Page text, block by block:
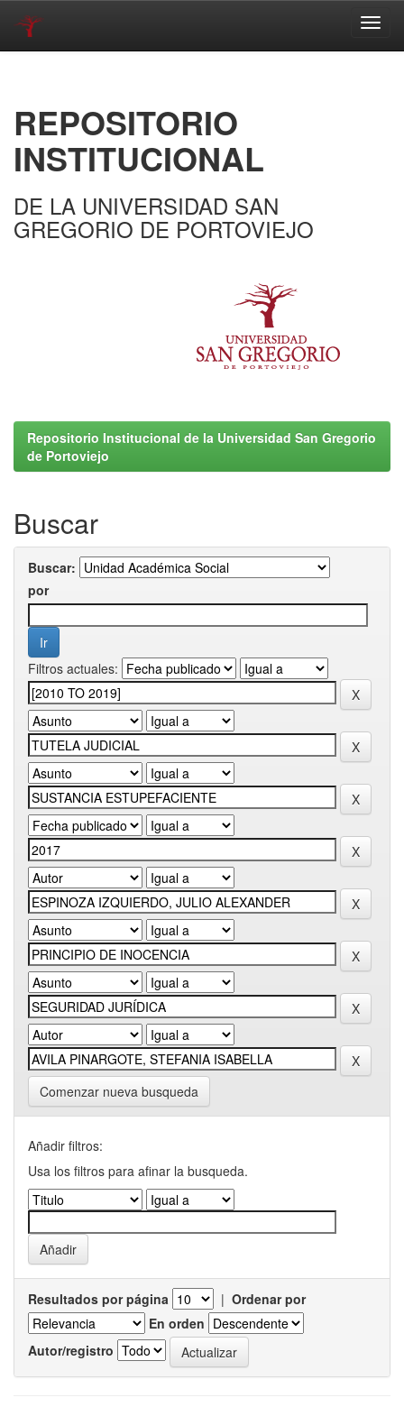
REPOSITORIO
INSTITUCIONAL
DE LA UNIVERSIDAD SAN
GREGORIO DE PORTOVIEJO
Repositorio Institucional de la Universidad San Gregorio
de Portoviejo
Buscar
Buscar:
por
Filtros actuales:
Comenzar nueva busqueda
Añadir filtros:
Usa los filtros para afinar la busqueda.
Resultados por página | Ordenar por
En orden
Autor/registro